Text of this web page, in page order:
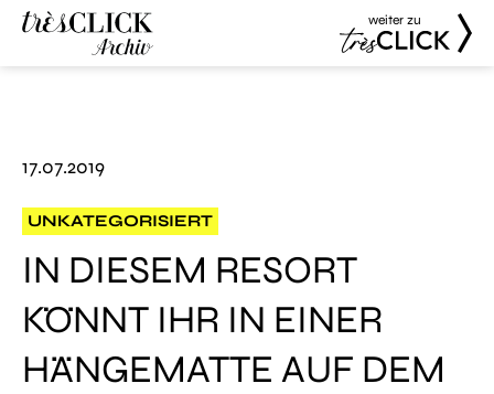
weiter zu
17.07.2019
UNKATEGORISIERT
IN DIESEM RESORT
KÖNNT IHR IN EINER
HÄNGEMATTE AUF DEM